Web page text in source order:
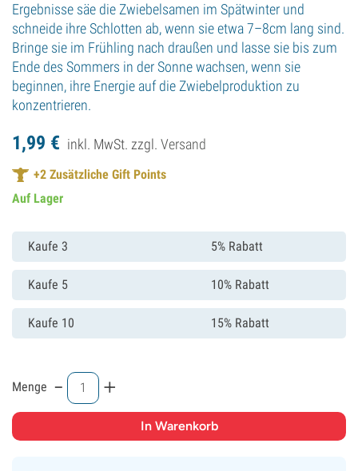
Ergebnisse säe die Zwiebelsamen im Spätwinter und
schneide ihre Schlotten ab, wenn sie etwa 7–8cm lang sind.
Bringe sie im Frühling nach draußen und lasse sie bis zum
Ende des Sommers in der Sonne wachsen, wenn sie
beginnen, ihre Energie auf die Zwiebelproduktion zu
konzentrieren.
1,99 € inkl. MwSt. zzgl. Versand
+2 Zusätzliche Gift Points
Auf Lager
Kaufe 3 5% Rabatt
Kaufe 5 10% Rabatt
Kaufe 10 15% Rabatt
Menge - +